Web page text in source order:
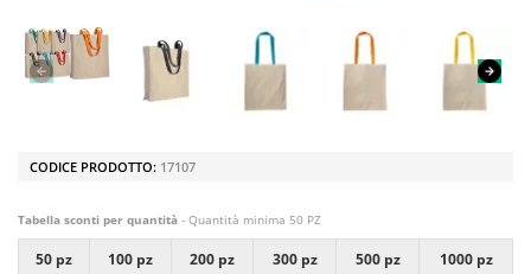
CODICE PRODOTTO: 17107
Tabella sconti per quantità - Quantità minima 50 PZ
50 pz 100 pz 200 pz 300 pz 500 pz
1000 pz